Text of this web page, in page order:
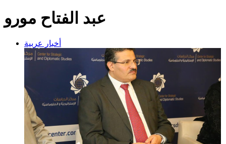
عبد الفتاح مورو
أخبار عربية